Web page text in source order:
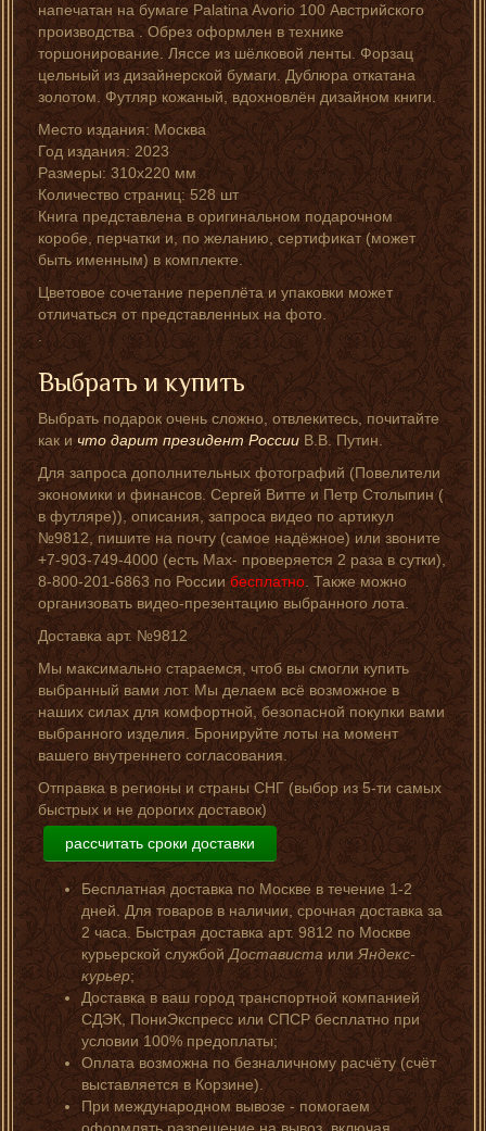
напечатан на бумаге Palatina Avorio 100 Австрийского
производства . Обрез оформлен в технике
торшонирование. Ляссе из шёлковой ленты. Форзац
цельный из дизайнерской бумаги. Дублюра откатана
золотом. Футляр кожаный, вдохновлён дизайном книги.
Место издания: Москва
Год издания: 2023
Размеры: 310х220 мм
Количество страниц: 528 шт
Книга представлена в оригинальном подарочном
коробе, перчатки и, по желанию, сертификат (может
быть именным) в комплекте.
Цветовое сочетание переплёта и упаковки может
отличаться от представленных на фото.
.
Выбрать и купить
Выбрать подарок очень сложно, отвлекитесь, почитайте
как и что дарит президент РоссииВ.В. Путин.
Для запроса дополнительных фотографий (Повелители
экономики и финансов. Сергей Витте и Петр Столыпин (
в футляре)), описания, запроса видео по артикул
№9812, пишите на почту (самое надёжное) или звоните
+7-903-749-4000 (есть Мах- проверяется 2 раза в сутки),
8-800-201-6863 по Россиибесплатно . Также можно
организовать видео-презентацию выбранного лота.
Доставка арт. №9812
Мы максимально стараемся, чтоб вы смогли купить
выбранный вами лот. Мы делаем всё возможное в
наших силах для комфортной, безопасной покупки вами
выбранного изделия. Бронируйте лоты на момент
вашего внутреннего согласования.
Отправка в регионы и страны СНГ (выбор из 5-ти самых
быстрых и не дорогих доставок)
рассчитать сроки доставки
Бесплатная доставка по Москве в течение 1-2
дней. Для товаров в наличии, срочная доставка за
2 часа. Быстрая доставка арт. 9812 по Москве
курьерской службойДостависта илиЯндекс-
курьер;
Доставка в ваш город транспортной компанией
СДЭК, ПониЭкспресс или СПСР бесплатно при
условии 100% предоплаты;
Оплата возможна по безналичному расчёту (счёт
выставляется в Корзине).
При международном вывозе - помогаем